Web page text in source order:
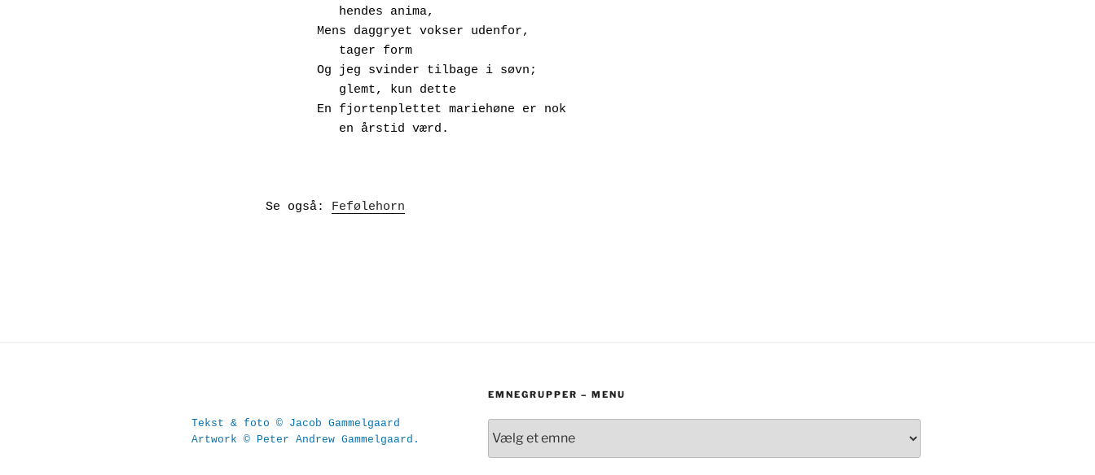
          hendes anima,
       Mens daggryet vokser udenfor,
	  tager form
       Og jeg svinder tilbage i søvn;
          glemt, kun dette
       En fjortenplettet mariehøne er nok
          en årstid værd.
Se også: Fefølehorn
Tekst & foto © Jacob Gammelgaard
Artwork © Peter Andrew Gammelgaard.
EMNEGRUPPER – MENU